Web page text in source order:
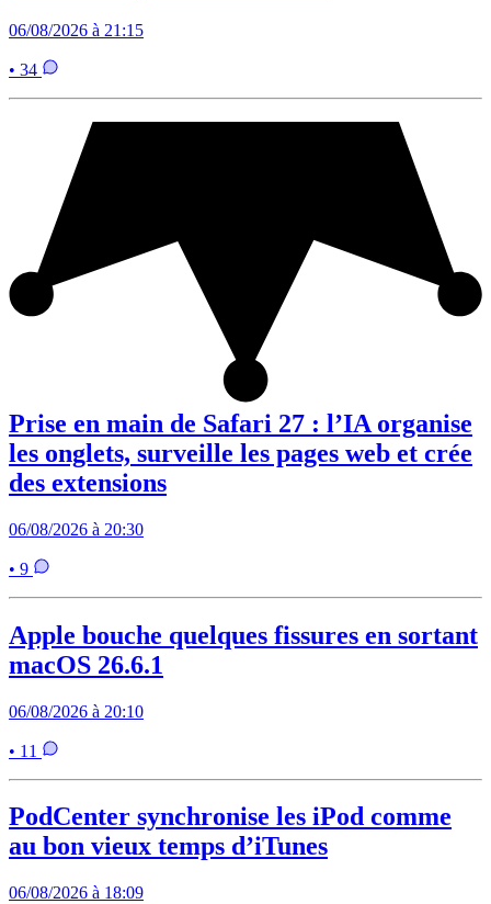
06/08/2026 à 21:15
• 34
Prise en main de Safari 27 : l’IA organise
les onglets, surveille les pages web et crée
des extensions
06/08/2026 à 20:30
• 9
Apple bouche quelques fissures en sortant
macOS 26.6.1
06/08/2026 à 20:10
• 11
PodCenter synchronise les iPod comme
au bon vieux temps d’iTunes
06/08/2026 à 18:09